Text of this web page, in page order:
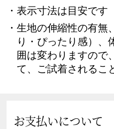
・表示寸法は目安です
・生地の伸縮性の有無
り・ぴったり感）、
囲は変わりますので
て、ご試着されるこ
お支払いについて